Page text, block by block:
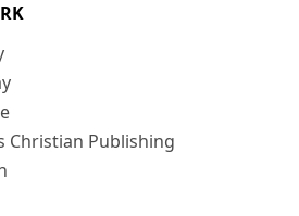
Christian Publishing